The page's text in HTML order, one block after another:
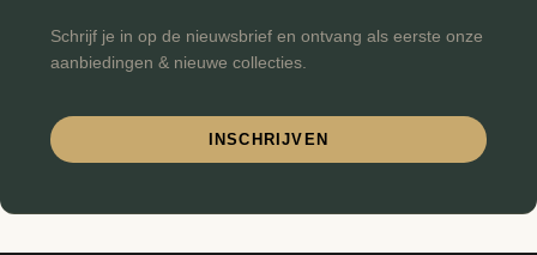
Schrijf je in op de nieuwsbrief en ontvang als eerste onze
aanbiedingen & nieuwe collecties.
INSCHRIJVEN